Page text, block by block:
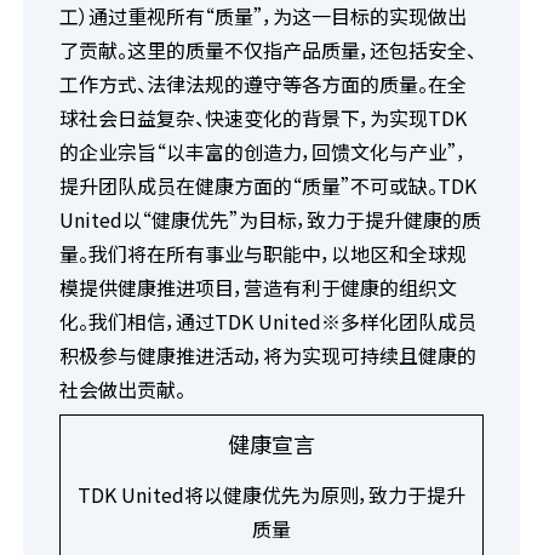
工）通过重视所有“质量”，为这一目标的实现做出
了贡献。这里的质量不仅指产品质量，还包括安全、
工作方式、法律法规的遵守等各方面的质量。在全
球社会日益复杂、快速变化的背景下，为实现TDK
的企业宗旨“以丰富的创造力，回馈文化与产业”，
提升团队成员在健康方面的“质量”不可或缺。TDK
United以“健康优先”为目标，致力于提升健康的质
量。我们将在所有事业与职能中，以地区和全球规
模提供健康推进项目，营造有利于健康的组织文
化。我们相信，通过TDK United※多样化团队成员
积极参与健康推进活动，将为实现可持续且健康的
社会做出贡献。
健康宣言
TDK United将以健康优先为原则，致力于提升
质量